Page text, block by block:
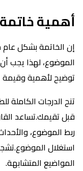
أهمية
إن الخاتمة بشكل عام
الموضوع، لهذا يجب
توضيح لأهمية وقيمة
تنح الدرجات الكاملة
قبل تقيمك.تساعد
ربط الموضوع،
استغلال
المواضيع المتشابهة.